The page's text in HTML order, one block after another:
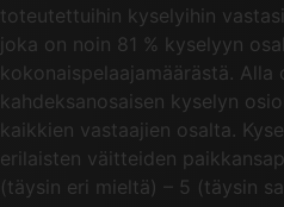
toteutettuihin kyselyihin
joka on noin 81 % kyselyyn
kokonaispelaajamäärästä.
kahdeksanosaisen kyselyn
kaikkien vastaajien osalta.
erilaisten väitteiden
(täysin eri mieltä) – 5 (täysin